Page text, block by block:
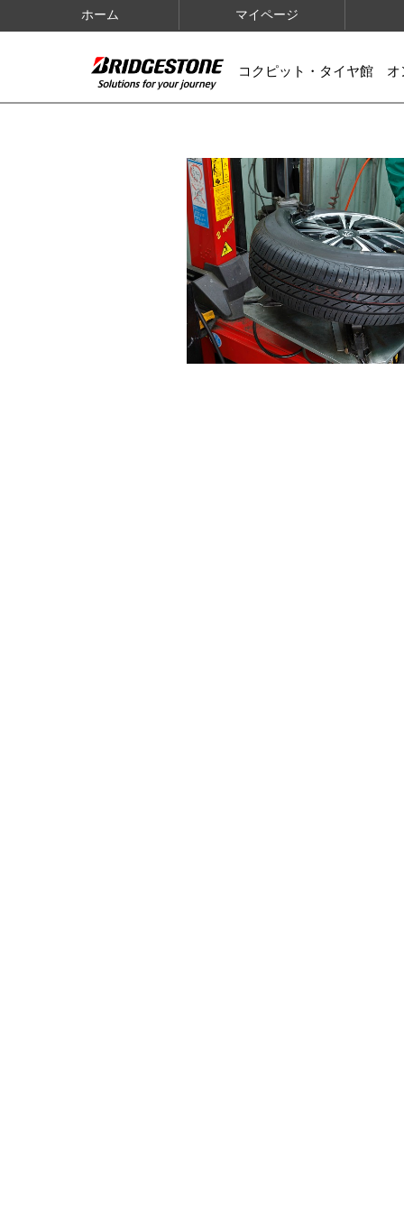
ホーム マイページ
コクピット・タイヤ館 オ
IMAGES